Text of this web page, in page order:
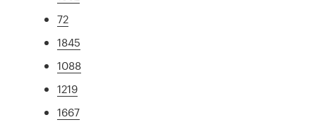
72
1845
1088
1219
1667